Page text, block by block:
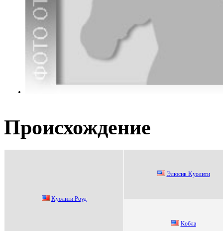
Происхождение
Kуолити Pоуд
Элюcив Kуoлити
Кoбла